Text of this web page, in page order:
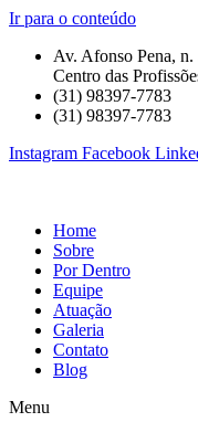
Ir para o conteúdo
Av. Afonso Pena,
Centro das
(31) 98397-7783
(31) 98397-7783
Instagram Facebook
Home
Sobre
Por Dentro
Equipe
Atuação
Galeria
Contato
Blog
Menu